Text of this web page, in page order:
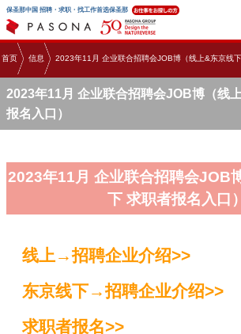
保圣那中国 招聘・求职・找工作首选保圣那
首页 信息 2023年11月 企业联合招聘会JOB博（线上&东京线下
2023年11月 企业联合招聘会JOB博（线
报名入口）
2023年11月 企业联合招聘会JOB
下 求职者报名入口）
线上→招聘企业介绍>>
东京线下→招聘企业介绍>>
求职者报名>>